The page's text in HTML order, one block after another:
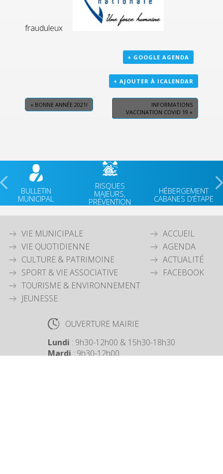
frauduleux
+ GOOGLE AGENDA
+ AJOUTER À ICALENDAR
« BONNE ANNÉE 2021!
INFORMATIONS
VACCINATION COVID 19 »
BULLETIN
MUNICIPAL
RISQUES
MAJEURS,
PRÉVENTION
HÉBERGEMENT
CABANES D’ÉTAPE
VIE MUNICIPALE
VIE QUOTIDIENNE
CULTURE & PATRIMOINE
SPORT & VIE ASSOCIATIVE
TOURISME & ENVIRONNEMENT
JEUNESSE
ACCUEIL
AGENDA
ACTUALITÉ
FACEBOOK
OUVERTURE MAIRIE
Lundi : 9h30-12h00 & 15h30-18h30
Mardi: 9h30-12h00